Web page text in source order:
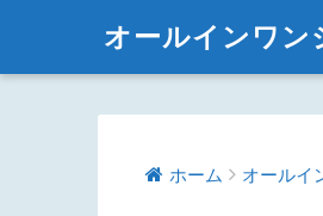
オールインワン
ホーム オールイ